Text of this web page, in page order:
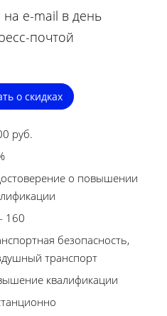
e-mail в день
почтой
о скидках
руб.
о повышении
160
безопасность,
транспорт
квалификации